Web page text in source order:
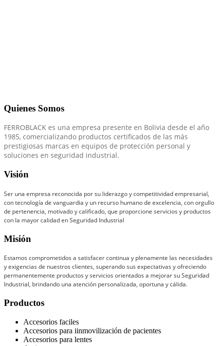
Quienes Somos
FERROBLACK es una empresa presente en Bolivia desde el año
1985, comercializando productos certificados de las más
prestigiosas marcas en equipos de protección personal y
soluciones en seguridad industrial.
Visión
Ser una empresa reconocida por su liderazgo y competitividad empresarial,
con tecnología de vanguardia y un recurso humano de excelencia, con orgullo
de pertenencia, motivado y calificado, que proporcione servicios y productos
con la mayor calidad en Seguridad Industrial
Misión
Estamos comprometidos a satisfacer continua y plenamente las necesidades
y exigencias de nuestros clientes, superando sus expectativas y ofreciendo
permanentemente productos y servicios orientados a mejorar su Seguridad
Industrial, brindando una atención personalizada, oportuna y cálida.
Productos
Accesorios faciles
Accesorios para iinmovilización de pacientes
Accesorios para lentes